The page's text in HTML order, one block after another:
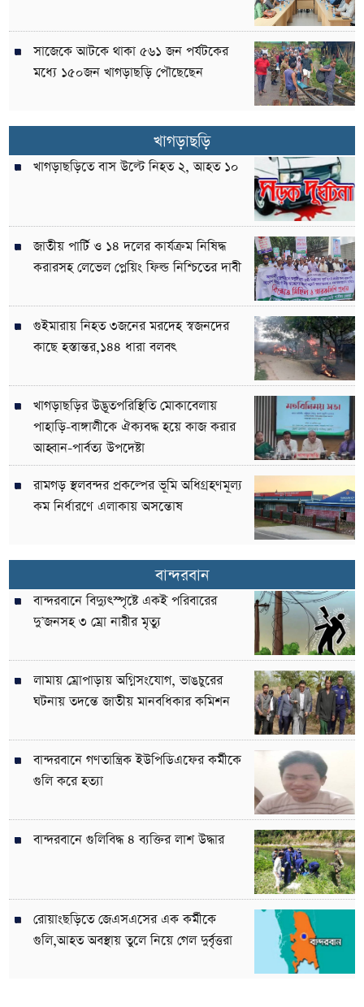
সাজেকে আটকে থাকা ৫৬১ জন পর্যটকের
মধ্যে ১৫০জন খাগড়াছড়ি পৌছেছেন
খাগড়াছড়ি
খাগড়াছড়িতে বাস উল্টে নিহত ২, আহত ১০
জাতীয় পার্টি ও ১৪ দলের কার্যক্রম নিষিদ্ধ
করারসহ লেভেল প্লেয়িং ফিল্ড নিশ্চিতের দাবী
গুইমারায় নিহত ৩জনের মরদেহ স্বজনদের
কাছে হস্তান্তর,১৪৪ ধারা বলবৎ
খাগড়াছড়ির উদ্ভূতপরিস্থিতি মোকাবেলায়
পাহাড়ি-বাঙ্গালীকে ঐক্যবদ্ধ হয়ে কাজ করার
আহ্বান-পার্বত্য উপদেষ্টা
রামগড় স্থলবন্দর প্রকল্পের ভূমি অধিগ্রহণমূল্য
কম নির্ধারণে এলাকায় অসন্তোষ
বান্দরবান
বান্দরবানে বিদ্যুৎস্পৃষ্টে একই পরিবারের
দু’জনসহ ৩ ম্রো নারীর মৃত্যু
লামায় ম্রোপাড়ায় অগ্নিসংযোগ, ভাঙচুরের
ঘটনায় তদন্তে জাতীয় মানবধিকার কমিশন
বান্দরবানে গণতান্ত্রিক ইউপিডিএফের কর্মীকে
গুলি করে হত্যা
বান্দরবানে গুলিবিদ্ধ ৪ ব্যক্তির লাশ উদ্ধার
রোয়াংছড়িতে জেএসএসের এক কর্মীকে
গুলি,আহত অবস্থায় তুলে নিয়ে গেল দুর্বৃত্তরা